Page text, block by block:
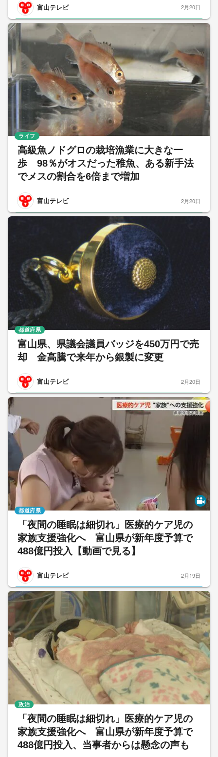
富山テレビ 2月20日
高級魚ノドグロの栽培漁業に大きな一
歩 98％がオスだった稚魚、ある新手法
でメスの割合を6倍まで増加
富山テレビ
ライフ
2月20日
富山県、県議会議員バッジを450万円で売
却 金高騰で来年から銀製に変更
富山テレビ
都道府県
2月20日
「夜間の睡眠は細切れ」医療的ケア児の
家族支援強化へ 富山県が新年度予算で
488億円投入【動画で見る】
富山テレビ
都道府県
2月19日
「夜間の睡眠は細切れ」医療的ケア児の
家族支援強化へ 富山県が新年度予算で
488億円投入、当事者からは懸念の声も
政治